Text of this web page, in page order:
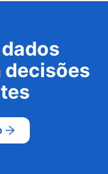
decisões